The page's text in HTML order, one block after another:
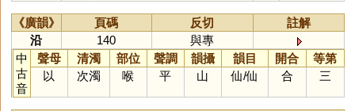
《廣韻》 頁碼 反切
註解
沿
140
與專
中
古
音
聲母 清濁 部位 聲調 韻攝 韻目 開合
等第
以
次濁 喉 平 山 仙/仙 合 三